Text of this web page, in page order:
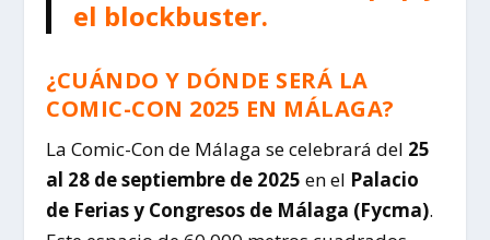
el blockbuster.
¿CUÁNDO Y DÓNDE SERÁ LA
COMIC-CON 2025 EN MÁLAGA?
La Comic-Con de Málaga se celebrará del 25
al 28 de septiembre de 2025 en el Palacio
de Ferias y Congresos de Málaga (Fycma).